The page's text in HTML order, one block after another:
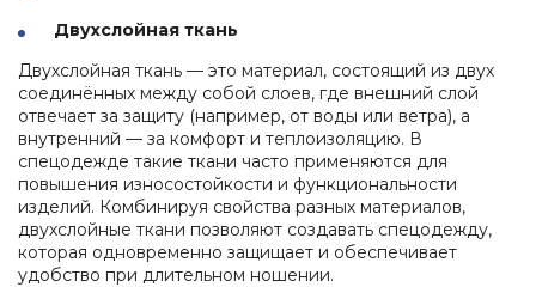
Двухслойная ткань
Двухслойная ткань — это материал, состоящий из двух
соединённых между собой слоев, где внешний слой
отвечает за защиту (например, от воды или ветра), а
внутренний — за комфорт и теплоизоляцию. В
спецодежде такие ткани часто применяются для
повышения износостойкости и функциональности
изделий. Комбинируя свойства разных материалов,
двухслойные ткани позволяют создавать спецодежду,
которая одновременно защищает и обеспечивает
удобство при длительном ношении.